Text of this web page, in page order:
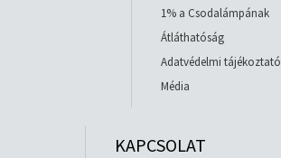
1% a Csodalámpának
Átláthatóság
Adatvédelmi tájékoztató
Média
KAPCSOLAT